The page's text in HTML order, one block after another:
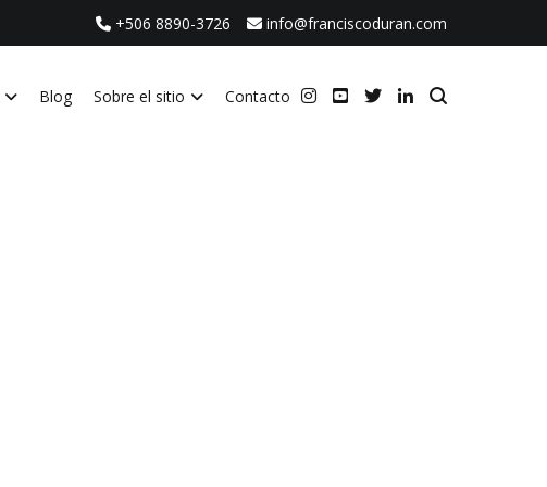
+506 8890-3726 info@franciscoduran.com
Blog Sobre el sitio Contacto